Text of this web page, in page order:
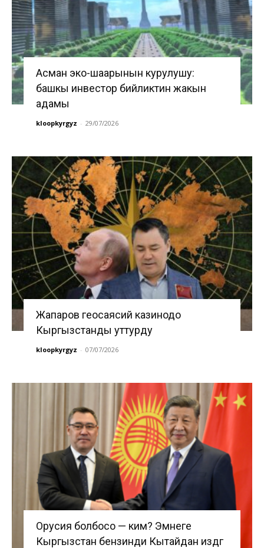
Асман эко-шаарынын курулушу:
башкы инвестор бийликтин жакын
адамы
kloopkyrgyz - 29/07/2026
Жапаров геосаясий казинодо
Кыргызстанды уттурду
kloopkyrgyz - 07/07/2026
Орусия болбосо — ким? Эмнеге
Кыргызстан бензинди Кытайдан издөөгө